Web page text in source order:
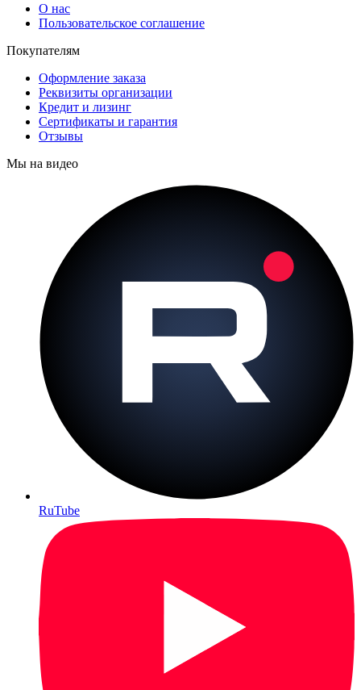
О нас
Пользовательское соглашение
Покупателям
Оформление заказа
Реквизиты организации
Кредит и лизинг
Сертификаты и гарантия
Отзывы
Мы на видео
RuTube